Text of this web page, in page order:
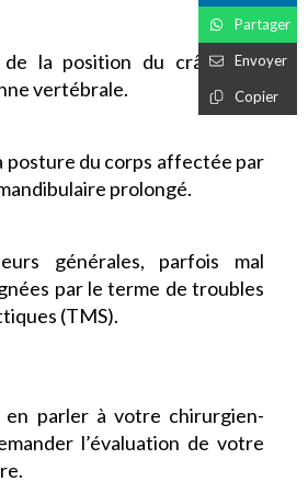
la position du crâne par
vertébrale.
posture du corps affectée par
prolongé.
générales, parfois mal
par le terme de troubles
(TMS).
en parler à votre chirurgien-
l’évaluation de votre
Partager
Envoyer
Copier